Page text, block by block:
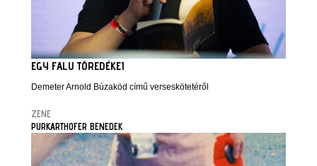
EGY FALU TÖREDÉKEI
Demeter Arnold Búzaköd című verseskötetéről
ZENE
PURKARTHOFER BENEDEK